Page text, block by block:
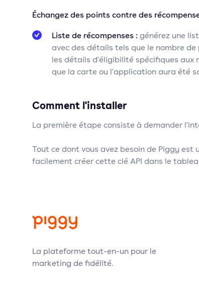
Échangez des points contre des
Liste de récompenses :générez une
avec des détails tels que le nombre
les détails d'éligibilité spécifiques aux
que la carte ou l'application aura été
Comment l'installer
La première étape consiste à demander
Tout ce dont vous avez besoin de Piggy est
facilement créer cette clé API dans le
La plateforme tout-en-un pour le
marketing de fidélité.